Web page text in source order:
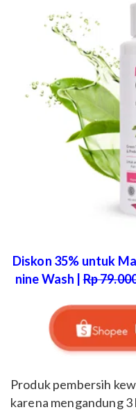
Diskon 35% untuk
nine Wash |Rp
Produk pembersih
karena mengandung